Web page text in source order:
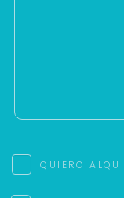
QUIERO